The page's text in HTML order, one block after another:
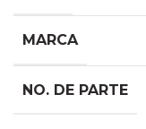
MARCA
NO. DE PARTE